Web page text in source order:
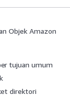
Objek Amazon
tujuan umum
direktori